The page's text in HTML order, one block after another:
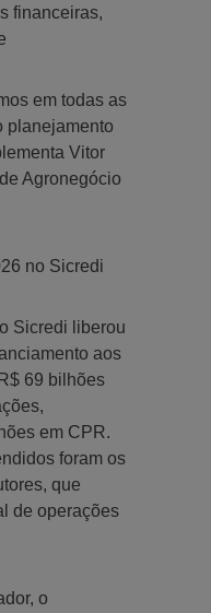
financeiras,
em todas as
planejamento
Vitor
Agronegócio
no Sicredi
Sicredi liberou
aos
69 bilhões
em CPR.
foram os
que
de operações
o